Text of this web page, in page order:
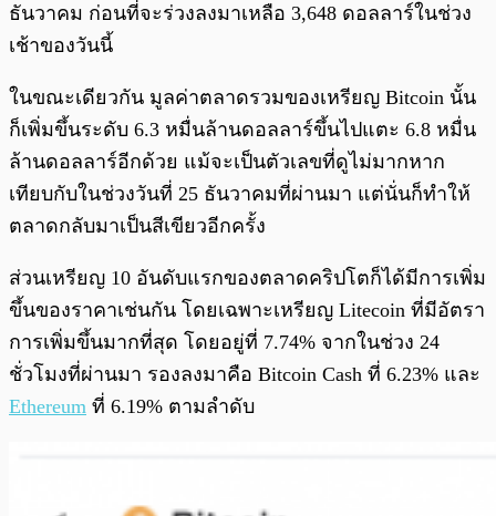
ธันวาคม ก่อนที่จะร่วงลงมาเหลือ 3,648 ดอลลาร์ในช่วง
เช้าของวันนี้
ในขณะเดียวกัน มูลค่าตลาดรวมของเหรียญ Bitcoin นั้น
ก็เพิ่มขึ้นระดับ 6.3 หมื่นล้านดอลลาร์ขึ้นไปแตะ 6.8 หมื่น
ล้านดอลลาร์อีกด้วย แม้จะเป็นตัวเลขที่ดูไม่มากหาก
เทียบกับในช่วงวันที่ 25 ธันวาคมที่ผ่านมา แต่นั่นก็ทำให้
ตลาดกลับมาเป็นสีเขียวอีกครั้ง
ส่วนเหรียญ 10 อันดับแรกของตลาดคริปโตก็ได้มีการเพิ่ม
ขึ้นของราคาเช่นกัน โดยเฉพาะเหรียญ Litecoin ที่มีอัตรา
การเพิ่มขึ้นมากที่สุด โดยอยู่ที่ 7.74% จากในช่วง 24
ชั่วโมงที่ผ่านมา รองลงมาคือ Bitcoin Cash ที่ 6.23% และ
Ethereum ที่ 6.19% ตามลำดับ